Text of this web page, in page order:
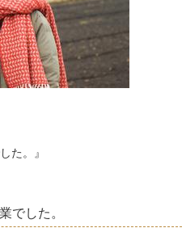
た。』
でした。